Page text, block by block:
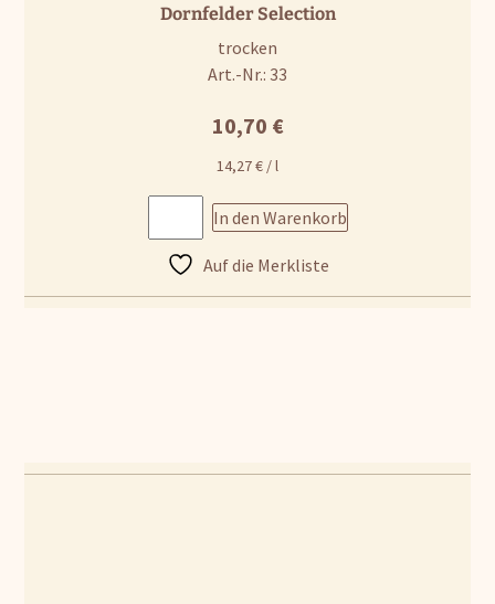
Dornfelder Selection
trocken
Art.-Nr.: 33
10,70 €
14,27€ /l
In den Warenkorb
Auf die Merkliste